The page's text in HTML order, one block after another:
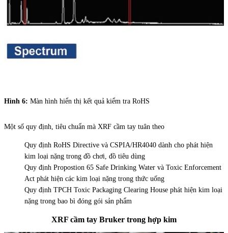
Hình 6: Màn hình hiển thị kết quả kiểm tra RoHS
Một số quy định, tiêu chuẩn mà XRF cầm tay tuân theo
Quy định RoHS Directive và CSPIA/HR4040 dành cho phát hiện
kim loại nặng trong đồ chơi, đồ tiêu dùng
Quy định Propostion 65 Safe Drinking Water và Toxic Enforcement
Act phát hiện các kim loại nặng trong thức uống
Quy định TPCH Toxic Packaging Clearing House phát hiện kim loại
nặng trong bao bì đóng gói sản phẩm
XRF cầm tay Bruker trong hợp kim